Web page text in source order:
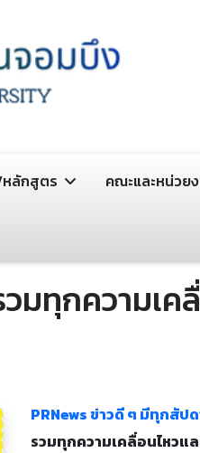
หลักสูตร คณะและหน่วย
มทุกความเค
PRNews ข่าวดี ๆ มีทุกสัป
รวมทุกความเคลื่อนไหวแ